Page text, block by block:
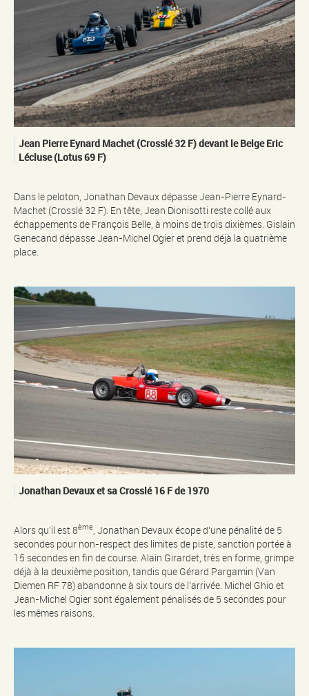
Jean Pierre Eynard Machet (Crosslé 32 F) devant le Belge Eric
Lécluse (Lotus 69 F)
Dans le peloton, Jonathan Devaux dépasse Jean-Pierre Eynard-
Machet (Crosslé 32 F). En tête, Jean Dionisotti reste collé aux
échappements de François Belle, à moins de trois dixièmes. Gislain
Genecand dépasse Jean-Michel Ogier et prend déjà la quatrième
place.
Jonathan Devaux et sa Crosslé 16 F de 1970
Alors qu’il est 8ème , Jonathan Devaux écope d’une pénalité de 5
secondes pour non-respect des limites de piste, sanction portée à
15 secondes en fin de course. Alain Girardet, très en forme, grimpe
déjà à la deuxième position, tandis que Gérard Pargamin (Van
Diemen RF 78) abandonne à six tours de l’arrivée. Michel Ghio et
Jean-Michel Ogier sont également pénalisés de 5 secondes pour
les mêmes raisons.